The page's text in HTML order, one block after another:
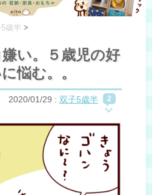
歳半 >
い。５歳児の好
悩む。。
2020/01/29 : 双子5歳半 2